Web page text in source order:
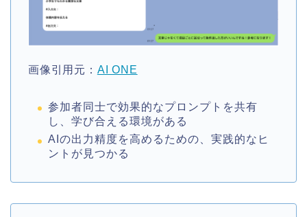
画像引用元： AI ONE
参加者同士で効果的なプロンプトを共有
し、学び合える環境がある
AIの出力精度を高めるための、実践的なヒ
ントが見つかる